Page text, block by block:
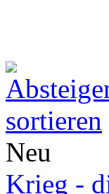
Neu
Krieg -